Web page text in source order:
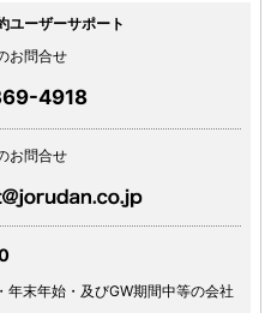
ユーザーサポート
お問合せ
4918
お問合せ
年末年始・及びGW期間中等の会社